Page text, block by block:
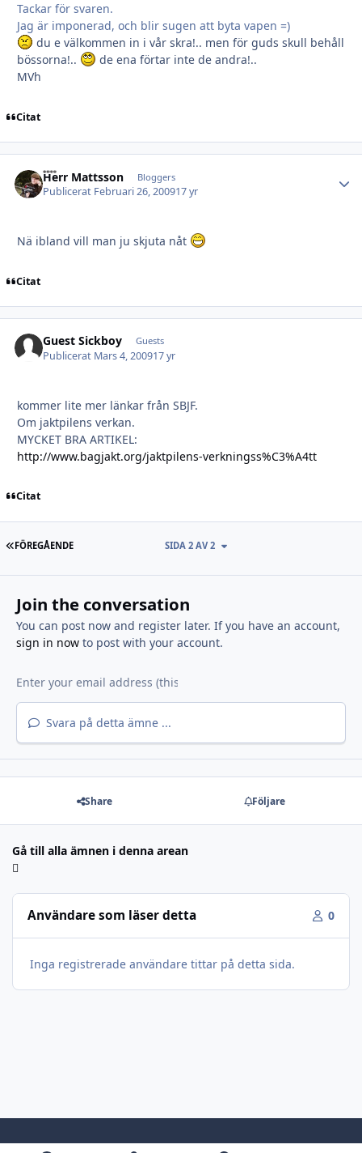
Tackar för svaren.
Jag är imponerad, och blir sugen att byta vapen =)
du e välkommen in i vår skra!.. men för guds skull behåll
bössorna!..
de ena förtar inte de andra!..
MVh
Citat
Herr Mattsson Bloggers
Publicerat Februari 26, 200917 yr
Nä ibland vill man ju skjuta nåt
Citat
Guest Sickboy Guests
Publicerat Mars 4, 200917 yr
kommer lite mer länkar från SBJF.
Om jaktpilens verkan.
MYCKET BRA ARTIKEL:
http://www.bagjakt.org/jaktpilens-verkningss%C3%A4tt
Citat
FÖRSTA SIDAN
FÖREGÅENDE SIDA 2 AV 2
Join the conversation
You can post now and register later. If you have an account,
sign in nowto post with your account.
Svara på detta ämne ...
Share Följare
Gå till alla ämnen i denna arean
Användare som läser detta 0
Inga registrerade användare tittar på detta sida.